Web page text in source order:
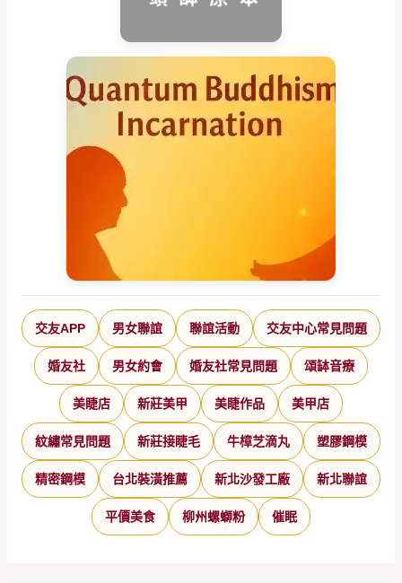
交友APP 男女聯誼 聯誼活動 交友中心常見問題
婚友社 男女約會 婚友社常見問題 頌缽音療
美睫店 新莊美甲 美睫作品 美甲店
紋繡常見問題 新莊接睫毛 牛樟芝滴丸 塑膠鋼模
精密鋼模 台北裝潢推薦 新北沙發工廠 新北聯誼
平價美食 柳州螺螄粉 催眠